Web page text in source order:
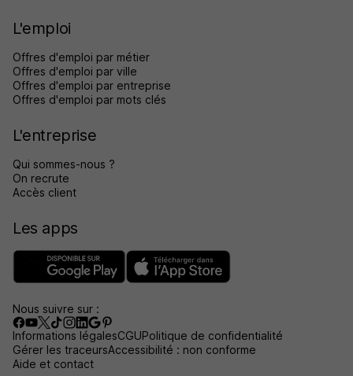
L'emploi
Offres d'emploi par métier
Offres d'emploi par ville
Offres d'emploi par entreprise
Offres d'emploi par mots clés
L'entreprise
Qui sommes-nous ?
On recrute
Accès client
Les apps
Nous suivre sur :
Informations légalesCGUPolitique de confidentialité
Gérer les traceursAccessibilité : non conforme
Aide et contact